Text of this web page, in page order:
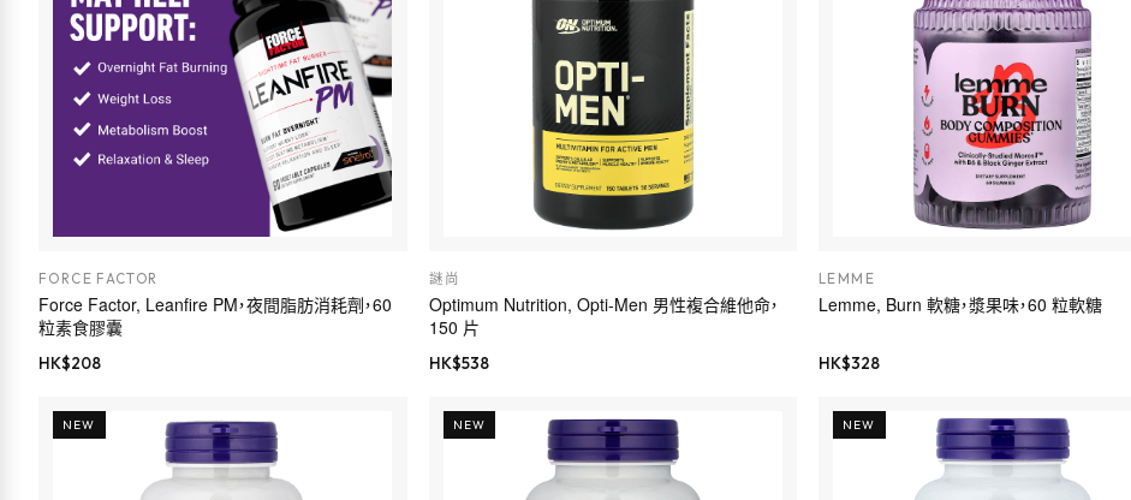
FORCE FACTOR
Force Factor, Leanfire PM，夜間脂肪消耗劑，60
粒素食膠囊
HK$208
謎尚
Optimum Nutrition, Opti-Men 男性複合維他命，
150 片
HK$538
LEMME
Lemme, Burn 軟糖，漿果味，60 粒軟糖
HK$328
NEW NEW NEW